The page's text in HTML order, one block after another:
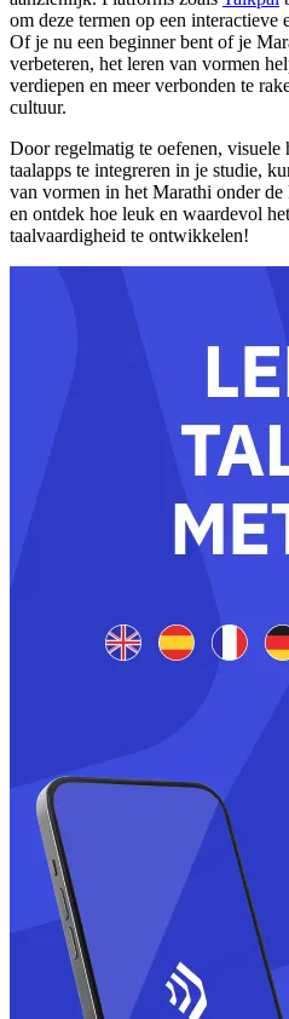
om deze termen op een interactieve
Of je nu een beginner bent of je
verbeteren, het leren van vormen
verdiepen en meer verbonden te
cultuur.
Door regelmatig te oefenen,
taalapps te integreren in je studie,
van vormen in het Marathi onder
en ontdek hoe leuk en waardevol
taalvaardigheid te ontwikkelen!